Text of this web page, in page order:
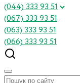
(044) 333 93 51
(067) 333 93 51
(063) 333 93 51
(066) 333 93 51